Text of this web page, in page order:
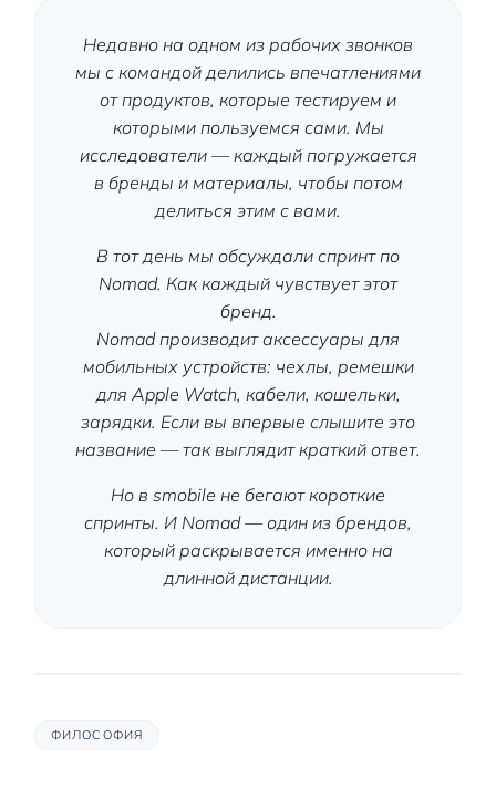
Недавно на одном из рабочих звонков
мы с командой делились впечатлениями
от продуктов, которые тестируем и
которыми пользуемся сами. Мы
исследователи — каждый погружается
в бренды и материалы, чтобы потом
делиться этим с вами.
В тот день мы обсуждали спринт по
Nomad. Как каждый чувствует этот
бренд.
Nomad производит аксессуары для
мобильных устройств: чехлы, ремешки
для Apple Watch, кабели, кошельки,
зарядки. Если вы впервые слышите это
название — так выглядит краткий ответ.
Но в smobile не бегают короткие
спринты. И Nomad — один из брендов,
который раскрывается именно на
длинной дистанции.
ФИЛОСОФИЯ